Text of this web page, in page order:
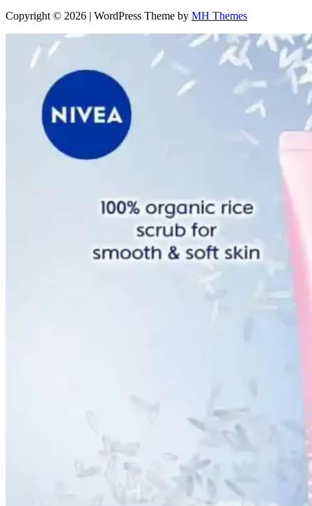
Copyright © 2026 | WordPress Theme by MH Themes